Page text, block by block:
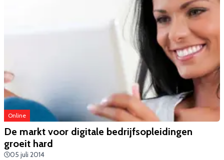
Online
De markt voor digitale bedrijfsopleidingen
groeit hard
05 juli 2014